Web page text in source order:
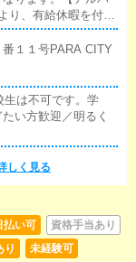
務も担当していた
新業務も行い情報を
✓ 外国のお客様対応
化・清掃✓ インバ
ど基本的には店舗ス
国のお客様から問
いただきます。ま
章作成・確認など
韓国語・中国語の
、有給休暇を付与
１１号PARA CITY
は不可です。学
い方歓迎／明るく
しく見る
払い可
資格手当あり
り
未経験可